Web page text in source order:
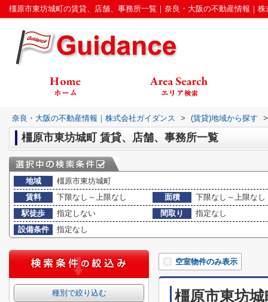
橿原市東坊城町の賃貸、店舗、事務所一覧｜奈良・大阪の不動産情報｜
奈良・大阪の不動産情報｜株式会社ガイダンス > (賃貸)地域から探す >
橿原市東坊城町 賃貸、店舗、事務所一覧
地域
橿原市東坊城町
賃料
下限なし～上限なし 面積
下限なし～上限なし
駅徒歩
指定しない 間取り
指定なし
設備条件
指定なし
空室物件のみ表示
橿原市東坊
種別で絞り込む